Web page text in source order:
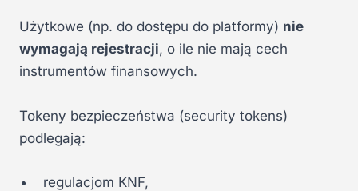
Użytkowe (np. do dostępu do platformy) nie
wymagają rejestracji, o ile nie mają cech
instrumentów finansowych.
Tokeny bezpieczeństwa (security tokens)
podlegają:
regulacjom KNF,